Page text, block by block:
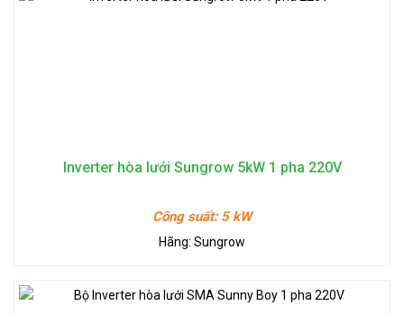
Inverter hòa lưới Sungrow 5kW 1 pha 220V
Công suất: 5 kW
Hãng: Sungrow